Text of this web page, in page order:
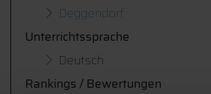
Deggendorf
Unterrichtssprache
Deutsch
Rankings / Bewertungen